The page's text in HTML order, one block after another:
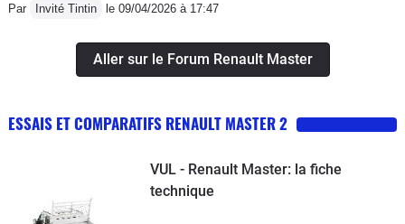
Par Invité Tintin le 09/04/2026 à 17:47
Aller sur le Forum Renault Master
ESSAIS ET COMPARATIFS RENAULT MASTER 2
VUL - Renault Master: la fiche
technique